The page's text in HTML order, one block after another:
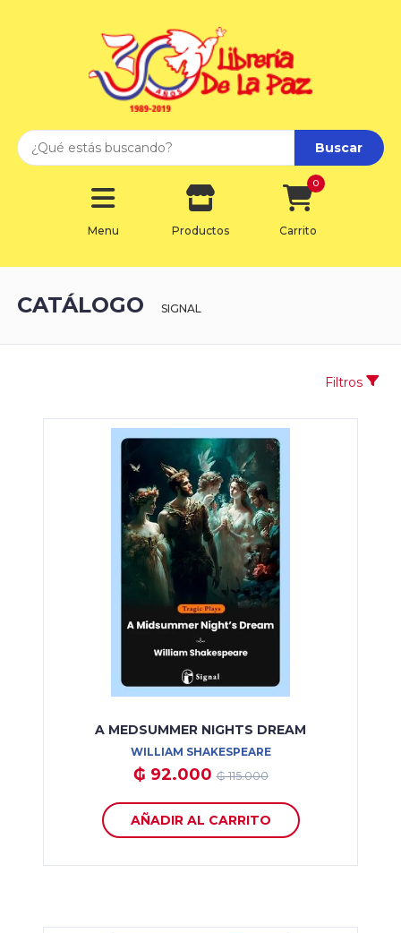
Buscar
Menu Productos Carrito
0
CATÁLOGO SIGNAL
Filtros
A MEDSUMMER NIGHTS DREAM
WILLIAM SHAKESPEARE
₲ 92.000₲ 115.000
AÑADIR AL CARRITO